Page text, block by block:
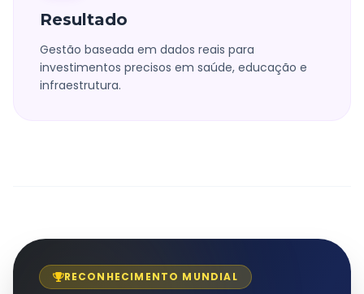
Resultado
Gestão baseada em dados reais para
investimentos precisos em saúde, educação e
infraestrutura.
RECONHECIMENTO MUNDIAL